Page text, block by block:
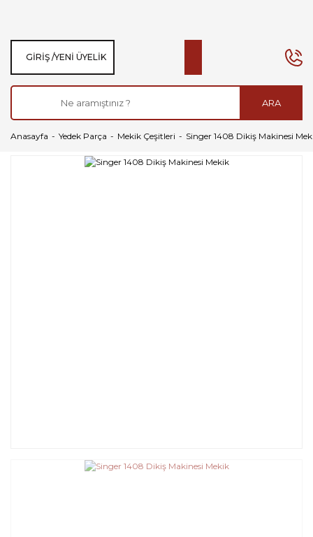
ARA
GIRIŞ /YENI ÜYELIK
Anasayfa Yedek Parça Mekik Çeşitleri Singer 1408 Dikiş Makinesi